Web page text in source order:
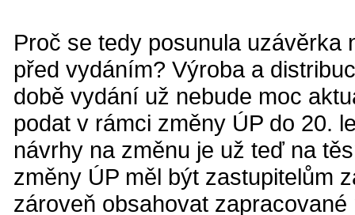
Proč se tedy posunula
před vydáním? Výroba a
době vydání už nebude moc
podat v rámci změny ÚP do 20.
návrhy na změnu je už teď na
změny ÚP měl být zastupitelům
zároveň obsahovat